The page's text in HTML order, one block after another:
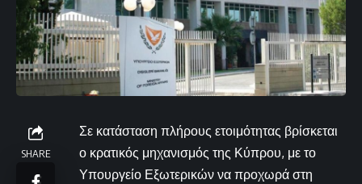
SHARE
Σε κατάσταση πλήρους ετοιμότητας βρίσκεται
ο κρατικός μηχανισμός της Κύπρου, με το
Υπουργείο Εξωτερικών να προχωρά στη